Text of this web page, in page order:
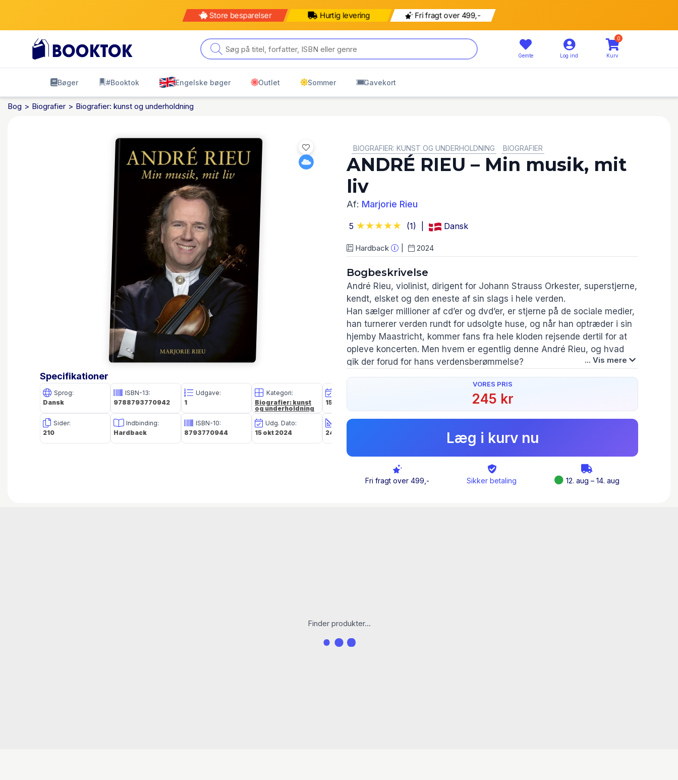
Store besparelser Hurtig levering Fri fragt over 499,-
Gemte Log ind
0
Kurv
Bøger #Booktok Engelske bøger Outlet Sommer Gavekort
Bog Biografier Biografier: kunst og underholdning
Specifikationer
Sprog:
Dansk
Sider:
210
ISBN-13:
9788793770942
Indbinding:
Hardback
Udgave:
1
ISBN-10:
8793770944
Kategori:
Biografier: kunst
og underholdning
Udg. Dato:
15 okt 2024
15 okt 2024
Størrelse i cm:
24,0 x 16,0 x 1,5
Buster Nordic A/S
Forfatter(e):
Marjorie Rieu
BIOGRAFIER: KUNST OG UNDERHOLDNING
BIOGRAFIER
ANDRÉ RIEU – Min musik, mit
liv
Af: Marjorie Rieu
5 (1) Dansk
Hardback 2024
Bogbeskrivelse
André Rieu, violinist, dirigent for Johann Strauss Orkester, superstjerne,
kendt, elsket og den eneste af sin slags i hele verden.
Han sælger millioner af cd’er og dvd’er, er stjerne på de sociale medier,
han turnerer verden rundt for udsolgte huse, og når han optræder i sin
hjemby Maastricht, kommer fans fra hele kloden rejsende dertil for at
opleve koncerten. Men hvem er egentlig denne André Rieu, og hvad
gik der forud for hans verdensberømmelse?
„Succes er ikke noget, der kommer dalende ned fra himlen fra den ene
dag til den anden. Følelser som tvivl, frygt og ængstelse, men også
glæde og begejstring sørger for, at man holder ved hver eneste gang.”
Historien om hans ungdom, den musikalske familie, som han voksede
op i, hans studie på konservatoriet og den lange anstrengende vej,
som førte til hans store gennembrud, bliver alt sammen skildret på
lidenskabelig og humoristisk vis af hans hustru Marjorie.
Det er historien om en drøm, der blev til virkelighed.
... Vis mere
VORES PRIS
245 kr
Læg i kurv nu
Fri fragt over 499,- Sikker betaling 12. aug – 14. aug
Finder produkter...